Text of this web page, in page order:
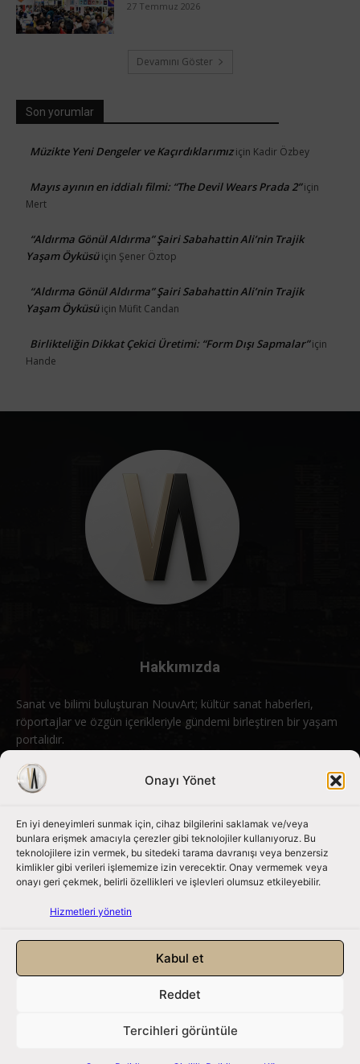
Onayı Yönet
En iyi deneyimleri sunmak için, cihaz bilgilerini saklamak ve/veya
bunlara erişmek amacıyla çerezler gibi teknolojiler kullanıyoruz. Bu
teknolojilere izin vermek, bu sitedeki tarama davranışı veya benzersiz
kimlikler gibi verileri işlememize izin verecektir. Onay vermemek veya
onayı geri çekmek, belirli özellikleri ve işlevleri olumsuz etkileyebilir.
Hizmetleri yönetin
Kabul et
Reddet
Tercihleri görüntüle
27 Temmuz 2026
Devamını Göster
Son yorumlar
Müzikte Yeni Dengeler ve Kaçırdıklarımıziçin Kadir Özbey
Mayıs ayının en iddialı filmi: “The Devil Wears Prada 2”için
Mert
“Aldırma Gönül Aldırma” Şairi Sabahattin Ali’nin Trajik
Yaşam Öyküsüiçin Şener Öztop
“Aldırma Gönül Aldırma” Şairi Sabahattin Ali’nin Trajik
Yaşam Öyküsüiçin Müfit Candan
Birlikteliğin Dikkat Çekici Üretimi: “Form Dışı Sapmalar”için
Hande
Hakkımızda
Sanat ve bilimi buluşturan NouvArt; kültür sanat haberleri,
röportajlar ve özgün içerikleriyle gündemi birleştiren bir yaşam
portalıdır.
Bizimle iletişime geçin: info@nouvart.net
Bizi Takip Edin